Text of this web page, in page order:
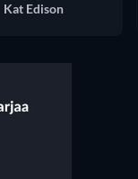
Kat Edison